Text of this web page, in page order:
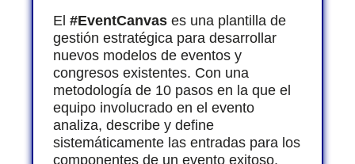
El #EventCanvas es una plantilla de
gestión estratégica para desarrollar
nuevos modelos de eventos y
congresos existentes. Con una
metodología de 10 pasos en la que el
equipo involucrado en el evento
analiza, describe y define
sistemáticamente las entradas para los
componentes de un evento exitoso.